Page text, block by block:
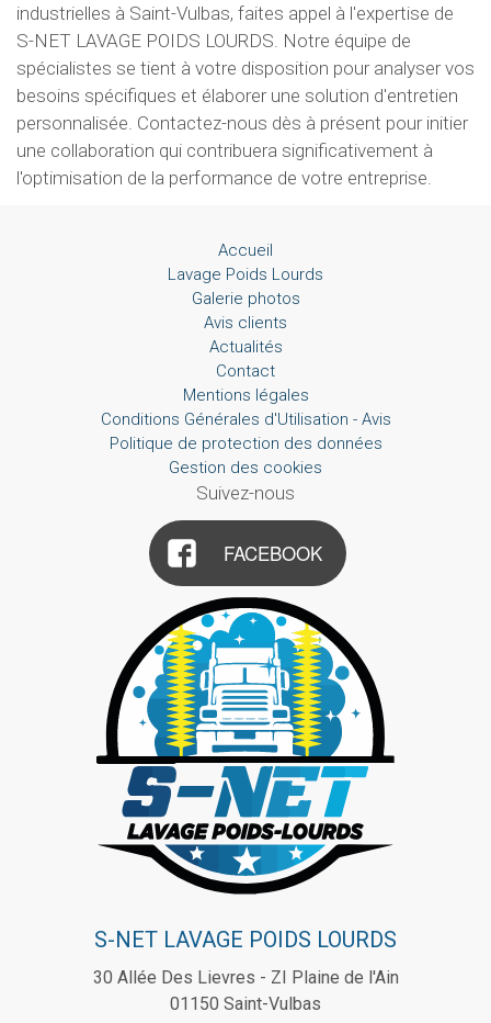
industrielles à Saint-Vulbas, faites appel à l'expertise de
S-NET LAVAGE POIDS LOURDS. Notre équipe de
spécialistes se tient à votre disposition pour analyser vos
besoins spécifiques et élaborer une solution d'entretien
personnalisée. Contactez-nous dès à présent pour initier
une collaboration qui contribuera significativement à
l'optimisation de la performance de votre entreprise.
Accueil
Lavage Poids Lourds
Galerie photos
Avis clients
Actualités
Contact
Mentions légales
Conditions Générales d'Utilisation - Avis
Politique de protection des données
Gestion des cookies
Suivez-nous
FACEBOOK
S-NET LAVAGE POIDS LOURDS
30 Allée Des Lievres - ZI Plaine de l'Ain
01150 Saint-Vulbas